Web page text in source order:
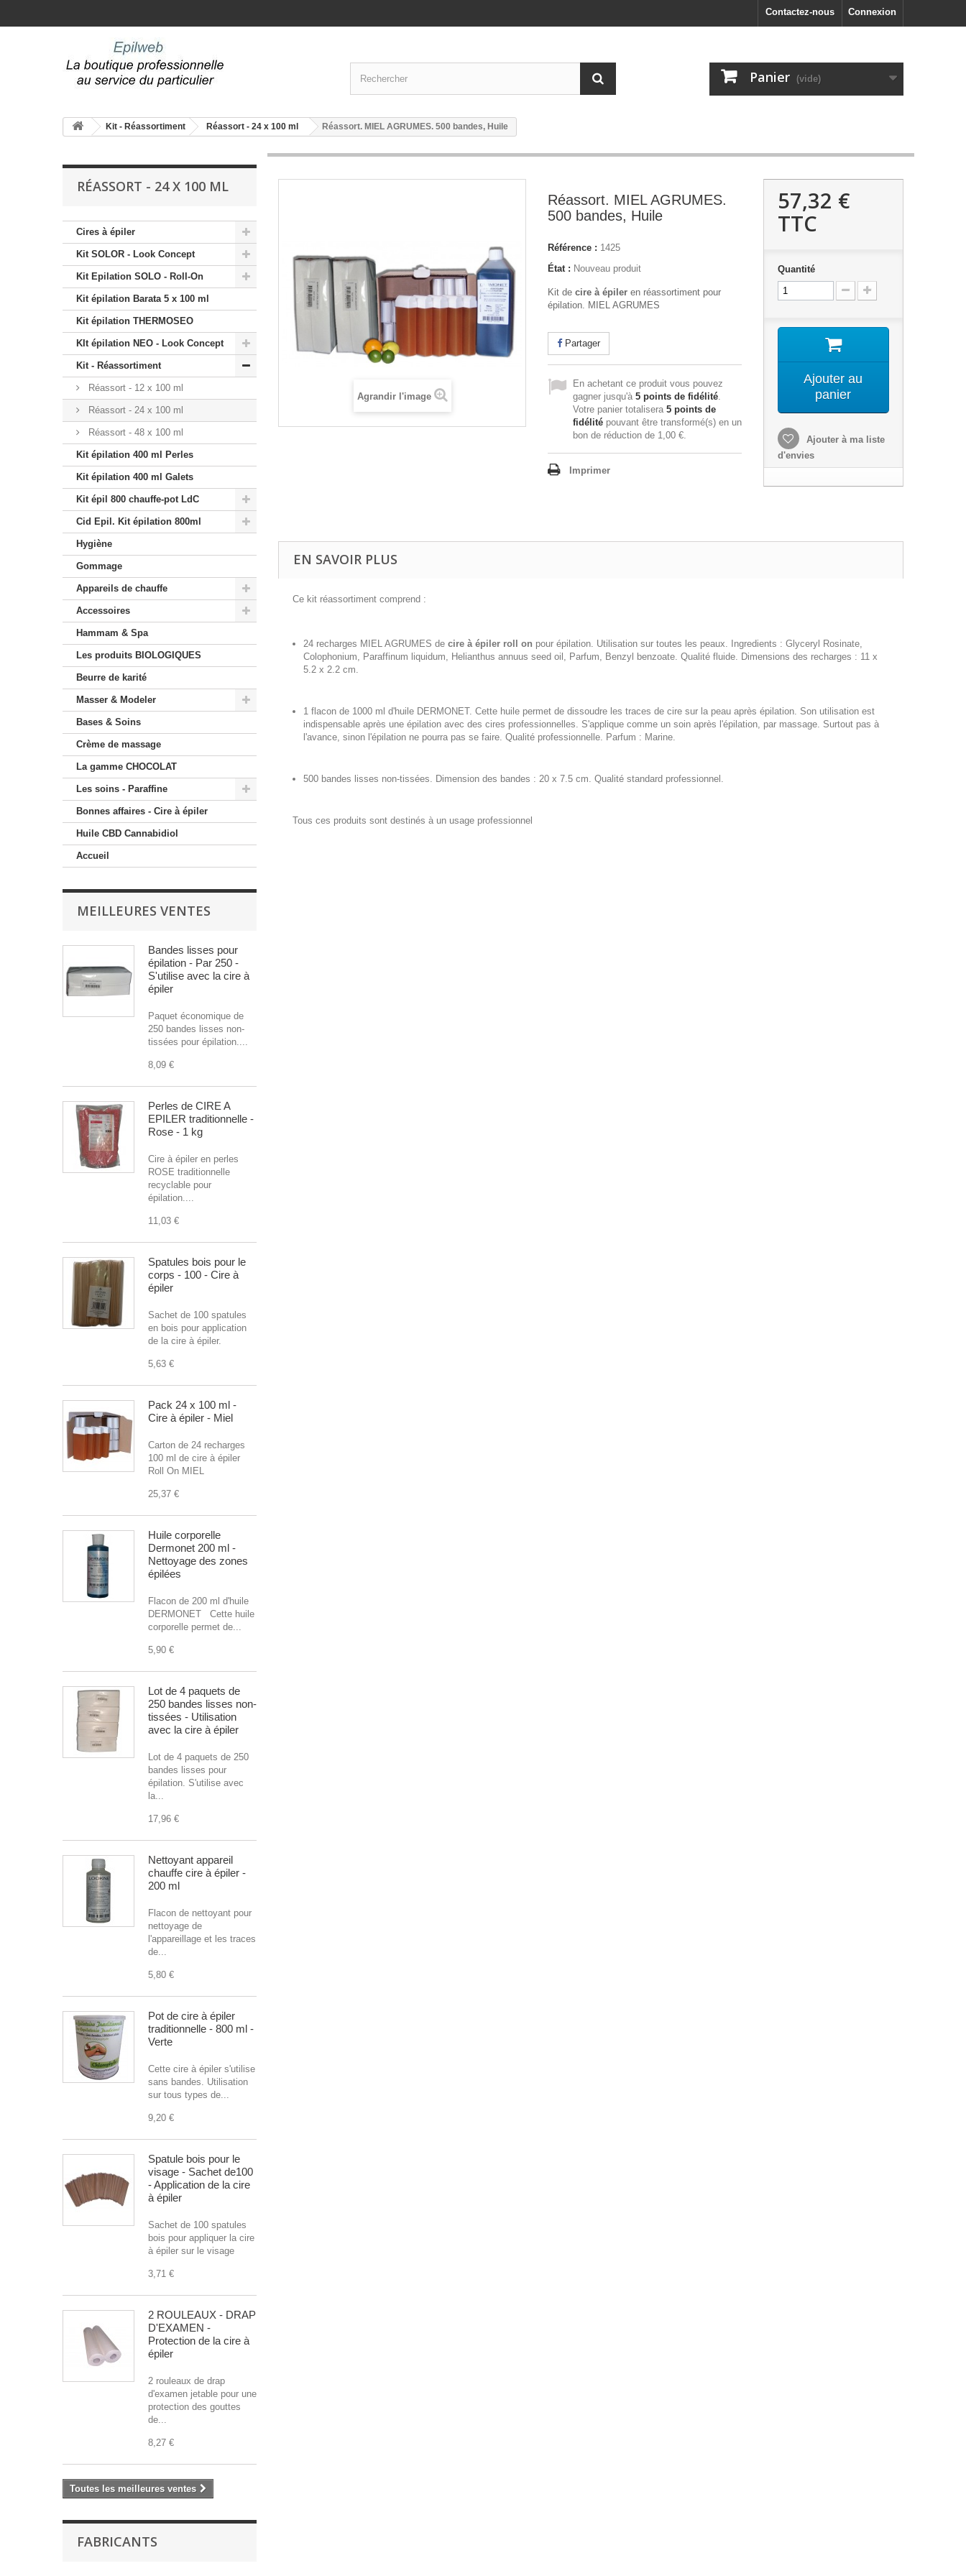
Connexion
Contactez-nous
Panier (vide)
Kit - Réassortiment Réassort - 24 x 100 ml Réassort. MIEL AGRUMES. 500 bandes, Huile
RÉASSORT - 24 X 100 ML
Cires à épiler
Kit SOLOR - Look Concept
Kit Epilation SOLO - Roll-On
Kit épilation Barata 5 x 100 ml
Kit épilation THERMOSEO
KIt épilation NEO - Look Concept
Kit - Réassortiment
Réassort - 12 x 100 ml
Réassort - 24 x 100 ml
Réassort - 48 x 100 ml
Kit épilation 400 ml Perles
Kit épilation 400 ml Galets
Kit épil 800 chauffe-pot LdC
Cid Epil. Kit épilation 800ml
Hygiène
Gommage
Appareils de chauffe
Accessoires
Hammam & Spa
Les produits BIOLOGIQUES
Beurre de karité
Masser & Modeler
Bases & Soins
Crème de massage
La gamme CHOCOLAT
Les soins - Paraffine
Bonnes affaires - Cire à épiler
Huile CBD Cannabidiol
Accueil
MEILLEURES VENTES
Bandes lisses pour
épilation - Par 250 -
S'utilise avec la cire à
épiler
Paquet économique de
250 bandes lisses non-
tissées pour épilation....
8,09 €
Perles de CIRE A
EPILER traditionnelle -
Rose - 1 kg
Cire à épiler en perles
ROSE traditionnelle
recyclable pour
épilation....
11,03 €
Spatules bois pour le
corps - 100 - Cire à
épiler
Sachet de 100 spatules
en bois pour application
de la cire à épiler.
5,63 €
Pack 24 x 100 ml -
Cire à épiler - Miel
Carton de 24 recharges
100 ml de cire à épiler
Roll On MIEL
25,37 €
Huile corporelle
Dermonet 200 ml -
Nettoyage des zones
épilées
Flacon de 200 ml d'huile
DERMONET Cette huile
corporelle permet de...
5,90 €
Lot de 4 paquets de
250 bandes lisses non-
tissées - Utilisation
avec la cire à épiler
Lot de 4 paquets de 250
bandes lisses pour
épilation. S'utilise avec
la...
17,96 €
Nettoyant appareil
chauffe cire à épiler -
200 ml
Flacon de nettoyant pour
nettoyage de
l'appareillage et les traces
de...
5,80 €
Pot de cire à épiler
traditionnelle - 800 ml -
Verte
Cette cire à épiler s'utilise
sans bandes. Utilisation
sur tous types de...
9,20 €
Spatule bois pour le
visage - Sachet de100
- Application de la cire
à épiler
Sachet de 100 spatules
bois pour appliquer la cire
à épiler sur le visage
3,71 €
2 ROULEAUX - DRAP
D'EXAMEN -
Protection de la cire à
épiler
2 rouleaux de drap
d'examen jetable pour une
protection des gouttes
de...
8,27 €
Toutes les meilleures ventes
FABRICANTS
Agrandir l'image
Réassort. MIEL AGRUMES.
500 bandes, Huile
Référence : 1425
État : Nouveau produit
Kit de cire à épiler en réassortiment pour
épilation. MIEL AGRUMES
Partager
En achetant ce produit vous pouvez
gagner jusqu'à 5 points de fidélité.
Votre panier totalisera 5 points de
fidélité pouvant être transformé(s) en un
bon de réduction de 1,00 €.
Imprimer
57,32 €
TTC
Quantité
Ajouter au
panier
Ajouter à ma liste
d'envies
EN SAVOIR PLUS
Ce kit réassortiment comprend :
24 recharges MIEL AGRUMES de cire à épiler roll on pour épilation. Utilisation sur toutes les peaux. Ingredients : Glyceryl Rosinate,
Colophonium, Paraffinum liquidum, Helianthus annuus seed oil, Parfum, Benzyl benzoate. Qualité fluide. Dimensions des recharges : 11 x
5.2 x 2.2 cm.
1 flacon de 1000 ml d'huile DERMONET. Cette huile permet de dissoudre les traces de cire sur la peau après épilation. Son utilisation est
indispensable après une épilation avec des cires professionnelles. S'applique comme un soin après l'épilation, par massage. Surtout pas à
l'avance, sinon l'épilation ne pourra pas se faire. Qualité professionnelle. Parfum : Marine.
500 bandes lisses non-tissées. Dimension des bandes : 20 x 7.5 cm. Qualité standard professionnel.
Tous ces produits sont destinés à un usage professionnel